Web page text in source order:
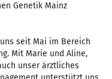
Genetik Mainz
seit Mai im Bereich
Mit Marie und Aline,
unser ärztliches